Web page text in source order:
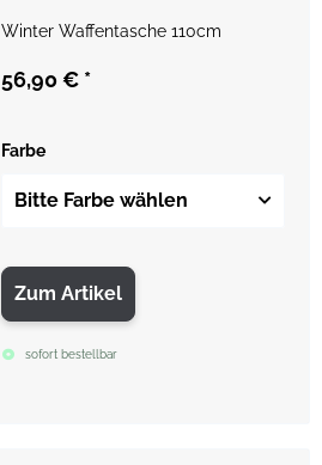
Winter Waffentasche 110cm
56,90 € *
Farbe
Bitte Farbe wählen
Zum Artikel
sofort bestellbar